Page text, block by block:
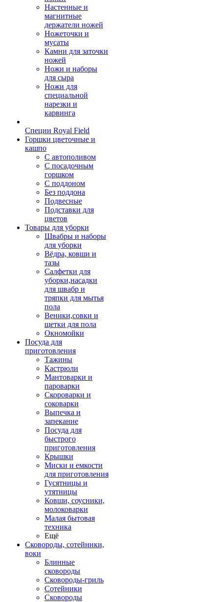
Настенные и
магнитные
держатели ножей
Ножеточки и
мусаты
Камни для заточки
ножей
Ножи и наборы
для сыра
Ножи для
специальной
нарезки и
карвинга
Специи Royal Field
Горшки цветочные и
кашпо
С автополивом
С посадочным
горшком
С поддоном
Без поддона
Подвесные
Подставки для
цветов
Товары для уборки
Швабры и наборы
для уборки
Вёдра, ковши и
тазы
Салфетки для
уборки,насадки
для швабр и
тряпки для мытья
пола
Веники,совки и
щетки для пола
Окномойки
Посуда для
приготовления
Тажины
Кастрюли
Мантоварки и
пароварки
Скороварки и
соковарки
Выпечка и
запекание
Посуда для
быстрого
приготовления
Крышки
Миски и емкости
для приготовления
Гусятницы и
утятницы
Ковши, соусники,
молоковарки
Малая бытовая
техника
Ещё
Сковороды, сотейники,
воки
Блинные
сковороды
Сковороды-гриль
Сотейники
Сковороды